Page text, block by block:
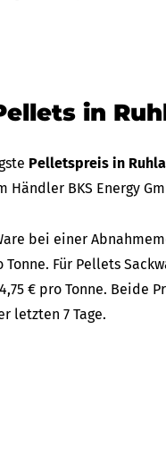
in
Pelletspreis in Ruhla
Händler BKS Energy
bei einer
Für Pellets
€ pro Tonne. Beide
letzten 7 Tage.